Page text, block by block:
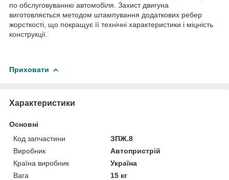
по обслуговуванню автомобіля. Захист двигуна
виготовляється методом штампування додаткових ребер
жорсткості, що покращує її технічні характеристики і міцність
конструкції.
Приховати
Характеристики
Основні
Код запчастини
ЗПЖ.8
Виробник
Автопристрій
Країна виробник
Україна
Вага
15 кг